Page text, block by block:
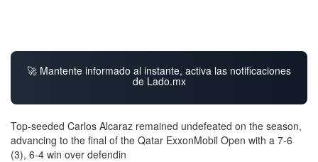
🚀 Mantente informado al instante, activa las notificaciones
de Lado.mx
Top-seeded Carlos Alcaraz remained undefeated on the season,
advancing to the final of the Qatar ExxonMobil Open with a 7-6
(3), 6-4 win over defendin